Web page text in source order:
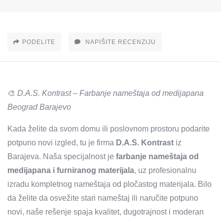
PODELITE NAPIŠITE RECENZIJU
🎨 D.A.S. Kontrast – Farbanje nameštaja od medijapana
Beograd Barajevo
Kada želite da svom domu ili poslovnom prostoru podarite
potpuno novi izgled, tu je firma D.A.S. Kontrast iz
Barajeva. Naša specijalnost je farbanje nameštaja od
medijapana i furniranog materijala, uz profesionalnu
izradu kompletnog nameštaja od pločastog materijala. Bilo
da želite da osvežite stari nameštaj ili naručite potpuno
novi, naše rešenje spaja kvalitet, dugotrajnost i moderan